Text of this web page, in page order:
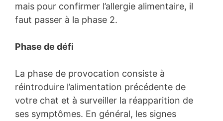
mais pour confirmer l’allergie alimentaire, il
faut passer à la phase 2.
Phase de défi
La phase de provocation consiste à
réintroduire l’alimentation précédente de
votre chat et à surveiller la réapparition de
ses symptômes. En général, les signes